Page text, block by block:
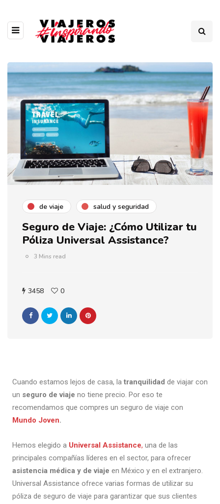
de viaje salud y seguridad
Seguro de Viaje: ¿Cómo Utilizar tu
Póliza Universal Assistance?
3 Mins read
3458 0
Cuando estamos lejos de casa, la tranquilidad de viajar con
un seguro de viaje no tiene precio. Por eso te
recomendamos que compres un seguro de viaje con
Mundo Joven.
Hemos elegido a Universal Assistance, una de las
principales compañías líderes en el sector, para ofrecer
asistencia médica y de viaje en México y en el extranjero.
Universal Assistance ofrece varias formas de utilizar su
póliza de seguro de viaje para garantizar que sus clientes